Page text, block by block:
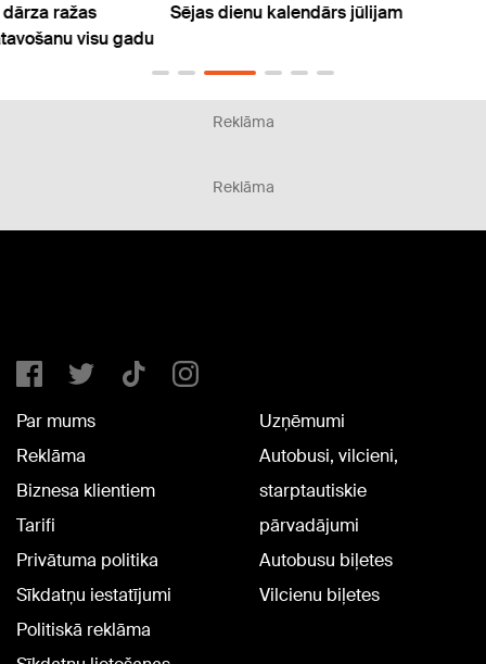
Sējas dienu kalendārs jūlijam
Reklāma
Reklāma
Par mums
Reklāma
Biznesa klientiem
Tarifi
Privātuma politika
Sīkdatņu iestatījumi
Politiskā reklāma
Uzņēmumi
Autobusi, vilcieni,
starptautiskie
pārvadājumi
Autobusu biļetes
Vilcienu biļetes